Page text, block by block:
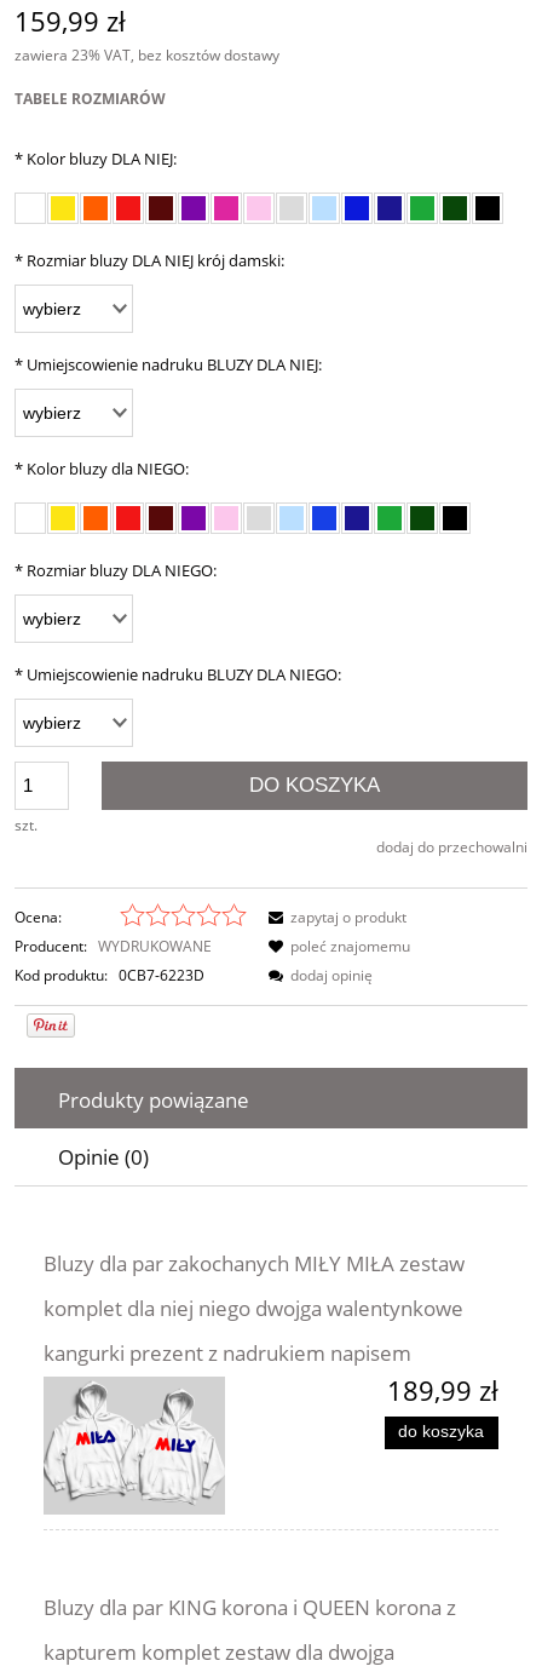
159,99 zł
zawiera 23% VAT, bez kosztów dostawy
TABELE ROZMIARÓW
* Kolor bluzy DLA NIEJ:
* Rozmiar bluzy DLA NIEJ krój damski:
* Umiejscowienie nadruku BLUZY DLA NIEJ:
* Kolor bluzy dla NIEGO:
* Rozmiar bluzy DLA NIEGO:
* Umiejscowienie nadruku BLUZY DLA NIEGO:
szt.
DO KOSZYKA
dodaj do przechowalni
Ocena:
Producent: WYDRUKOWANE
Kod produktu: 0CB7-6223D
zapytaj o produkt
poleć znajomemu
dodaj opinię
Produkty powiązane
Opinie (0)
Bluzy dla par zakochanych MIŁY MIŁA zestaw
komplet dla niej niego dwojga walentynkowe
kangurki prezent z nadrukiem napisem
189,99 zł
do koszyka
Bluzy dla par KING korona i QUEEN korona z
kapturem komplet zestaw dla dwojga